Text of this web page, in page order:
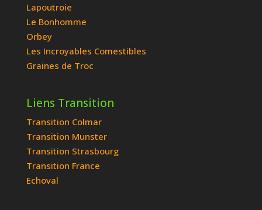
Lapoutroie
Le Bonhomme
Orbey
Les Incroyables Comestibles
Graines de Troc
Liens Transition
Transition Colmar
Transition Munster
Transition Strasbourg
Transition France
Echoval